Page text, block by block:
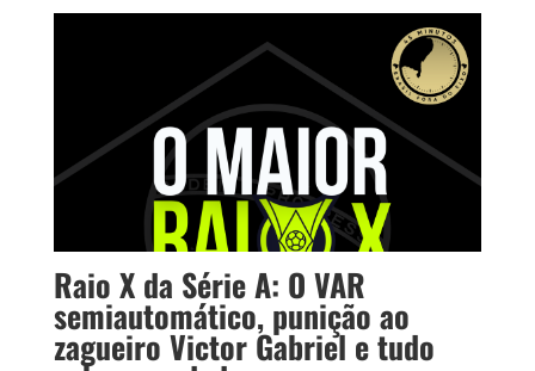
Raio X da Série A: O VAR
semiautomático, punição ao
zagueiro Victor Gabriel e tudo